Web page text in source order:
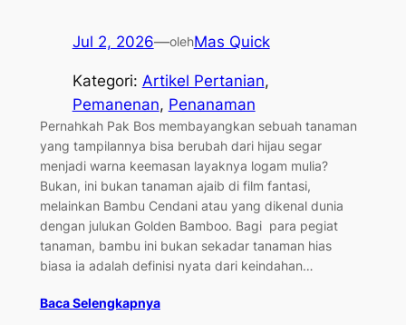
Jul 2, 2026—olehMas Quick
Kategori: Artikel Pertanian
Pemanenan, Penanaman
Pernahkah Pak Bos membayangkan sebuah tanaman
yang tampilannya bisa berubah dari hijau segar
menjadi warna keemasan layaknya logam mulia?
Bukan, ini bukan tanaman ajaib di film fantasi,
melainkan Bambu Cendani atau yang dikenal dunia
dengan julukan Golden Bamboo. Bagi para pegiat
tanaman, bambu ini bukan sekadar tanaman hias
biasa ia adalah definisi nyata dari keindahan…
Baca Selengkapnya